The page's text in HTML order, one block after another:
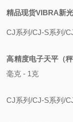
精品现货VIBRA新
CJ系列/CJ-S系列/
高精度电子天平（秤
毫克 - 1克
CJ系列/CJ-S系列/